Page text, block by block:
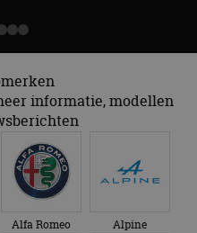
informatie, modellen
Alfa Romeo Alpine